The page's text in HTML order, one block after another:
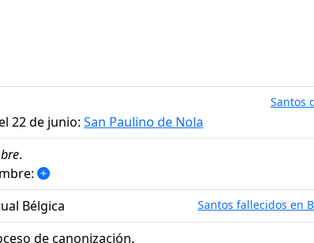
Santos
22 de junio: San Paulino de Nola
.
Bélgica Santos fallecidos en
de canonización.